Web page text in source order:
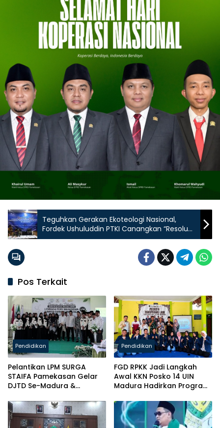
Teguhkan Gerakan Ekoteologi Nasional,
Fordek Ushuluddin PTKI Canangkan “Resolusi
Shakti 2025”
Pos Terkait
Pendidikan
Pelantikan LPM SURGA
STAIFA Pamekasan Gelar
DJTD Se-Madura &
Pendidikan
FGD RPKK Jadi Langkah
Awal KKN Posko 14 UIN
Madura Hadirkan Program